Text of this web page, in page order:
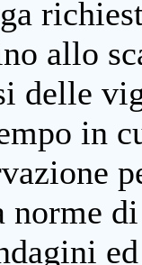
allo
delle
in